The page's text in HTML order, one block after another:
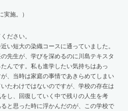
実施。）
ださい。
い短大の染織コースに通っていました。
先生が、学びを深めるのに川島テキスタ
んです。私も進学したい気持ちはあっ
、当時は家庭の事情であきらめてしまい
たわけではないのですが、学校の存在は
し、回復していく中で残りの人生を考
と思った時に浮かんだのが、この学校で